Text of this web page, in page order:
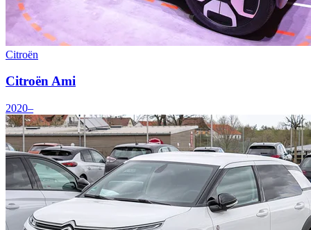
Citroën
Citroën Ami
2020–